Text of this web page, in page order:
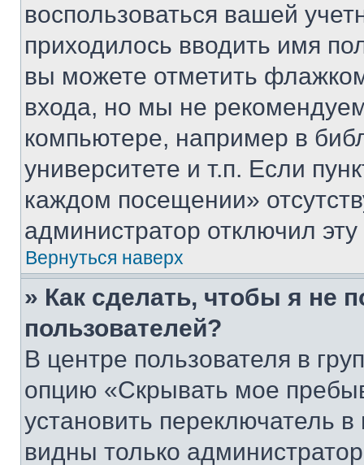
воспользоваться вашей
приходилось вводить имя
вы можете отметить
входа, но мы не
компьютере, например в
университете и т.п. Если
каждом посещении»
администратор отключил
Вернуться наверх
» Как сделать, чтобы я не
пользователей?
В центре пользователя в
опцию «Скрывать мое
установить переключатель
видны только